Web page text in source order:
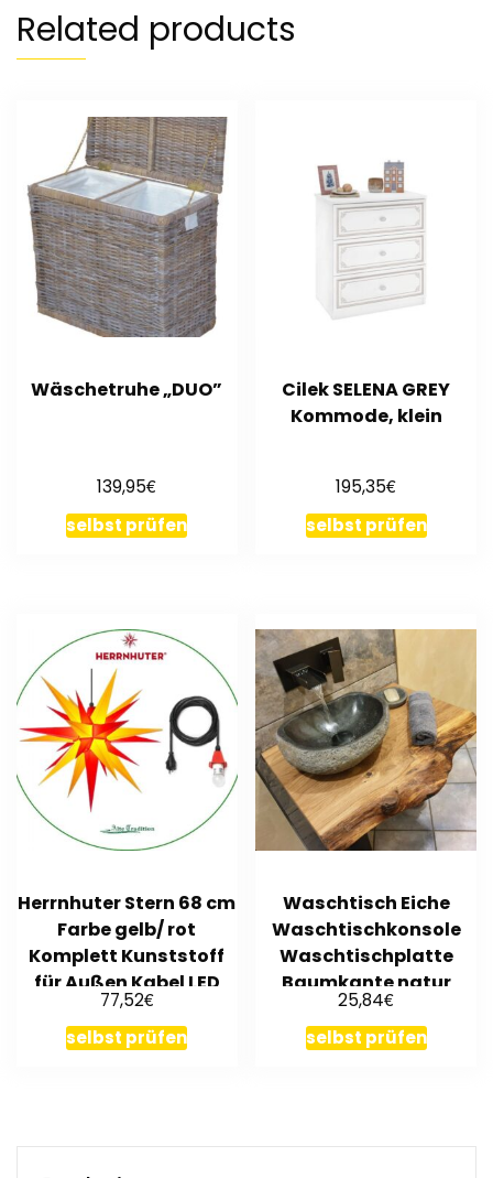
Related products
Wäschetruhe „DUO”
139,95€
selbst prüfen
Cilek SELENA GREY
Kommode, klein
195,35€
selbst prüfen
Herrnhuter Stern 68 cm
Farbe gelb/ rot
Komplett Kunststoff
für Außen Kabel LED
77,52€
selbst prüfen
Waschtisch Eiche
Waschtischkonsole
Waschtischplatte
Baumkante natur
geölt
25,84€
selbst prüfen